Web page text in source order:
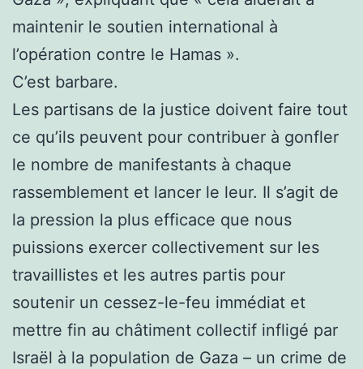
maintenir le soutien international à
l’opération contre le Hamas ».
C’est barbare.
Les partisans de la justice doivent faire tout
ce qu’ils peuvent pour contribuer à gonfler
le nombre de manifestants à chaque
rassemblement et lancer le leur. Il s’agit de
la pression la plus efficace que nous
puissions exercer collectivement sur les
travaillistes et les autres partis pour
soutenir un cessez-le-feu immédiat et
mettre fin au châtiment collectif infligé par
Israël à la population de Gaza – un crime de